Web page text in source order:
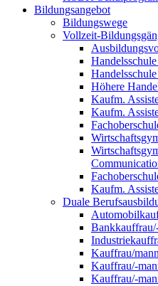
Bildungsangebot
Bildungswege
Vollzeit-
Höhere
Kaufm.
Kaufm.
Kaufm.
Duale
Kauffrau/
Kauffrau/-
Kauffrau/-